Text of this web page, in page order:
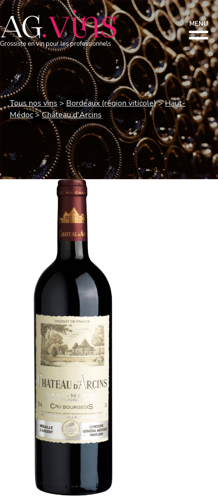
Grossiste en vin pour les professionnels
MENU
Tous nos vins Bordeaux (région viticole)
Haut-
Médoc
Château d'Arcins